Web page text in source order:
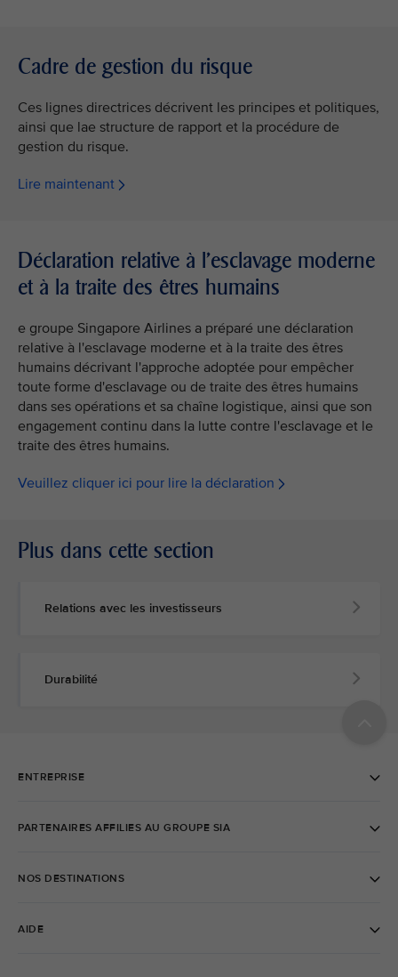
Cadre de gestion du risque
Ces lignes directrices décrivent les principes et politiques,
ainsi que lae structure de rapport et la procédure de
gestion du risque.
Lire maintenant
Déclaration relative à l'esclavage moderne
et à la traite des êtres humains
e groupe Singapore Airlines a préparé une déclaration
relative à l'esclavage moderne et à la traite des êtres
humains décrivant l'approche adoptée pour empêcher
toute forme d'esclavage ou de traite des êtres humains
dans ses opérations et sa chaîne logistique, ainsi que son
engagement continu dans la lutte contre l'esclavage et le
traite des êtres humains.
Veuillez cliquer ici pour lire la déclaration
Plus dans cette section
Relations avec les investisseurs
Durabilité